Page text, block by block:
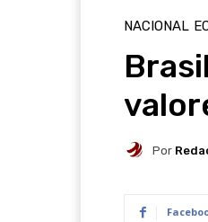
NACIONAL
Por